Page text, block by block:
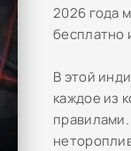
2026 года
бесплатно
В этой
каждое из